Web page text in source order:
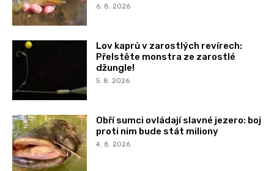
6. 8. 2026
Lov kaprů v zarostlých revírech:
Přelstěte monstra ze zarostlé
džungle!
5. 8. 2026
Obří sumci ovládají slavné jezero: boj
proti nim bude stát miliony
4. 8. 2026